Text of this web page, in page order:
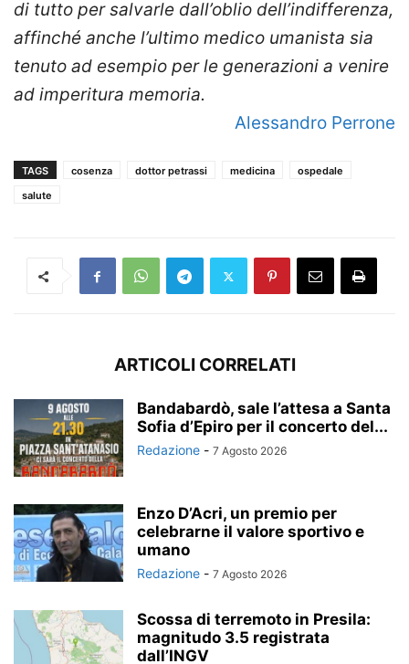
di tutto per salvarle dall’oblio dell’indifferenza,
affinché anche l’ultimo medico umanista sia
tenuto ad esempio per le generazioni a venire
ad imperitura memoria.
Alessandro Perrone
TAGS cosenza dottor petrassi medicina
ospedale
salute
ARTICOLI CORRELATI
Bandabardò, sale l’attesa a Santa
Sofia d’Epiro per il concerto del...
Redazione - 7 Agosto 2026
Enzo D’Acri, un premio per
celebrarne il valore sportivo e
umano
Redazione - 7 Agosto 2026
Scossa di terremoto in Presila:
magnitudo 3.5 registrata
dall’INGV